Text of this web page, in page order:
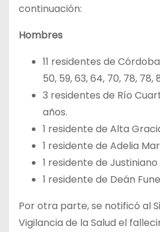
continuación:
Hombres
11 residentes de
50, 59, 63, 64, 70, 78, 78,
3 residentes de Río
años.
1 residente de Alta
1 residente de Adelia
1 residente de Justiniano
1 residente de Deán
Por otra parte, se notificó al
Vigilancia de la Salud el